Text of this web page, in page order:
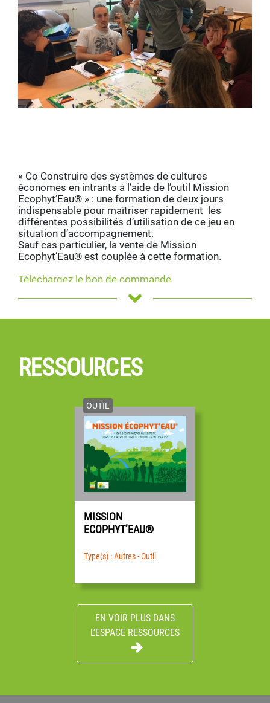
« Co Construire des systèmes de cultures
économes en intrants à l’aide de l’outil Mission
Ecophyt’Eau® » : une formation de deux jours
indispensable pour maîtriser rapidement les
différentes possibilités d’utilisation de ce jeu en
situation d’accompagnement.
Sauf cas particulier, la vente de Mission
Ecophyt’Eau® est couplée à cette formation.
Téléchargez le bon de commande
– melissa.dumas@civam.org
RESSOURCES
OUTIL
MISSION
ECOPHYT’EAU®
Type(s) : Autres - Outil
EN VOIR PLUS DANS
L'ESPACE RESSOURCES